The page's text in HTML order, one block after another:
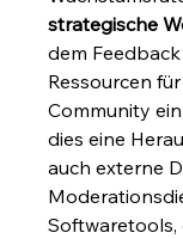
strategische
dem
Ressourcen
Community
dies eine
auch externe